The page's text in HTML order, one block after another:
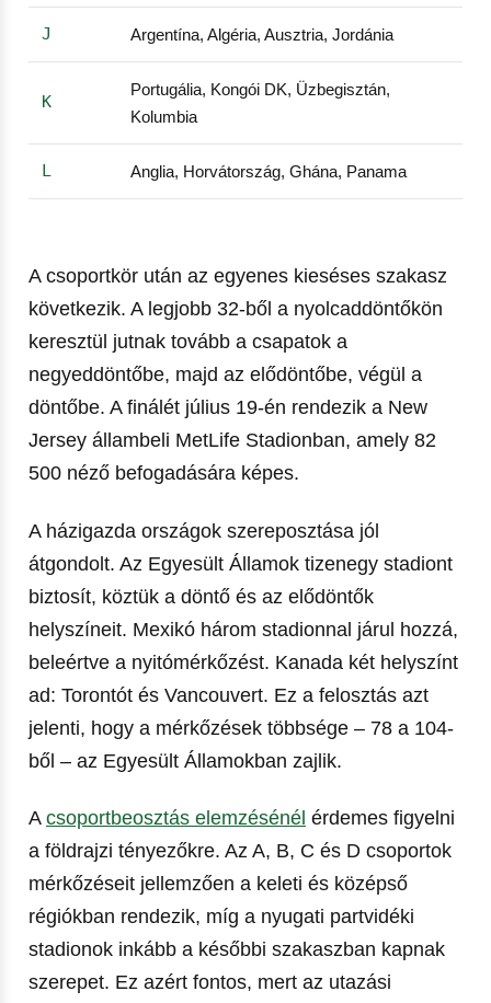
J Argentína, Algéria, Ausztria, Jordánia
K
Portugália, Kongói DK, Üzbegisztán,
Kolumbia
L Anglia, Horvátország, Ghána, Panama
A csoportkör után az egyenes kieséses szakasz
következik. A legjobb 32-ből a nyolcaddöntőkön
keresztül jutnak tovább a csapatok a
negyeddöntőbe, majd az elődöntőbe, végül a
döntőbe. A finálét július 19-én rendezik a New
Jersey állambeli MetLife Stadionban, amely 82
500 néző befogadására képes.
A házigazda országok szereposztása jól
átgondolt. Az Egyesült Államok tizenegy stadiont
biztosít, köztük a döntő és az elődöntők
helyszíneit. Mexikó három stadionnal járul hozzá,
beleértve a nyitómérkőzést. Kanada két helyszínt
ad: Torontót és Vancouvert. Ez a felosztás azt
jelenti, hogy a mérkőzések többsége – 78 a 104-
ből – az Egyesült Államokban zajlik.
A csoportbeosztás elemzésénél érdemes figyelni
a földrajzi tényezőkre. Az A, B, C és D csoportok
mérkőzéseit jellemzően a keleti és középső
régiókban rendezik, míg a nyugati partvidéki
stadionok inkább a későbbi szakaszban kapnak
szerepet. Ez azért fontos, mert az utazási